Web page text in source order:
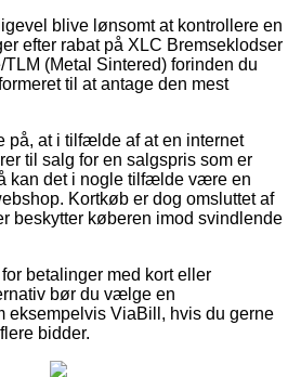
blive lønsomt at kontrollere en
efter rabat på XLC Bremseklodser
(Metal Sintered) forinden du
til at antage den mest
på, at i tilfælde af at en internet
til salg for en salgspris som er
kan det i nogle tilfælde være en
Kortkøb er dog omsluttet af
beskytter køberen imod svindlende
betalinger med kort eller
bør du vælge en
eksempelvis ViaBill, hvis du gerne
bidder.